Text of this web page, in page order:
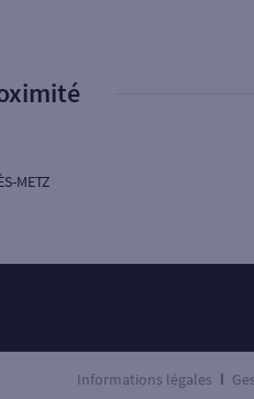
METZ
Informations légales